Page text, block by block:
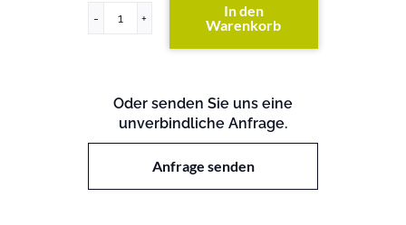
Primergy
In den
Warenkorb
Oder senden Sie uns eine
unverbindliche Anfrage.
Anfrage senden